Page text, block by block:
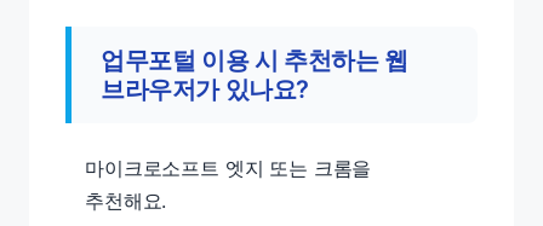
업무포털 이용 시 추천하는 웹
브라우저가 있나요?
마이크로소프트 엣지 또는 크롬을
추천해요.